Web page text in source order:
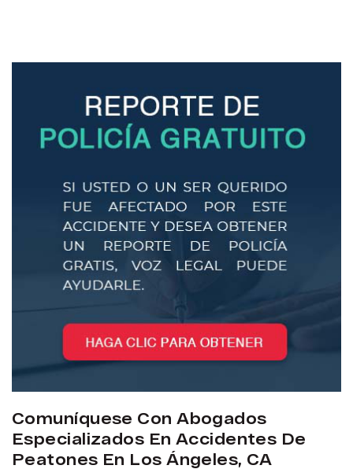
Comuníquese Con Abogados
Especializados En Accidentes De
Peatones En Los Ángeles, CA